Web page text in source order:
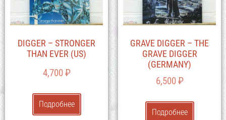
DIGGER – STRONGER
THAN EVER (US)
4,700₽
Подробнее
GRAVE DIGGER – THE
GRAVE DIGGER
(GERMANY)
6,500₽
Подробнее